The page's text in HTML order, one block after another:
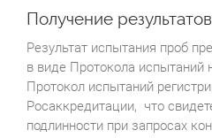
Получение результатов
Результат испытания проб
в виде Протокола испытаний
Протокол испытаний
Росаккредитации, что
подлинности при запросах